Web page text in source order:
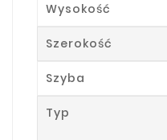
Wysokość
Szerokość
Szyba
Typ